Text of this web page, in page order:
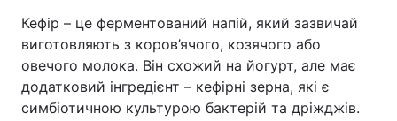
Кефір – це ферментований напій, який зазвичай
виготовляють з коров’ячого, козячого або
овечого молока. Він схожий на йогурт, але має
додатковий інгредієнт – кефірні зерна, які є
симбіотичною культурою бактерій та дріжджів.